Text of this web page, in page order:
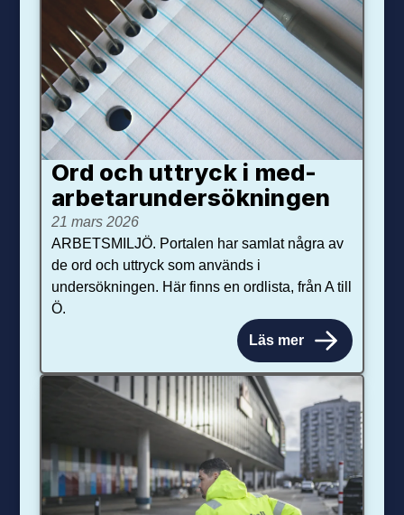
Ord och uttryck i med­­
arbetar­­under­sökningen
21 mars 2026
ARBETSMILJÖ. Portalen har samlat några av
de ord och uttryck som används i
undersökningen. Här finns en ordlista, från A till
Ö.
Läs mer